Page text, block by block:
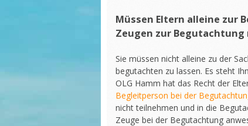
Müssen Eltern alleine zur
Zeugen zur
Sie müssen nicht alleine zu der
begutachten zu lassen. Es steht
OLG Hamm hat das Recht der
Begleitperson bei der
nicht teilnehmen und in die
Zeuge bei der Begutachtung